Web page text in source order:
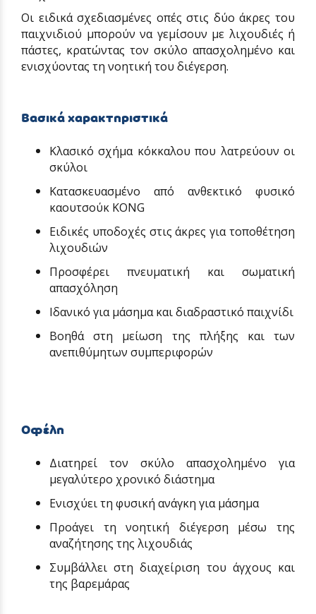
Οι ειδικά σχεδιασμένες οπές στις δύο άκρες του
παιχνιδιού μπορούν να γεμίσουν με λιχουδιές ή
πάστες, κρατώντας τον σκύλο απασχολημένο και
ενισχύοντας τη νοητική του διέγερση.
Βασικά χαρακτηριστικά
Κλασικό σχήμα κόκκαλου που λατρεύουν οι
σκύλοι
Κατασκευασμένο από ανθεκτικό φυσικό
καουτσούκ KONG
Ειδικές υποδοχές στις άκρες για τοποθέτηση
λιχουδιών
Προσφέρει πνευματική και σωματική
απασχόληση
Ιδανικό για μάσημα και διαδραστικό παιχνίδι
Βοηθά στη μείωση της πλήξης και των
ανεπιθύμητων συμπεριφορών
Οφέλη
Διατηρεί τον σκύλο απασχολημένο για
μεγαλύτερο χρονικό διάστημα
Ενισχύει τη φυσική ανάγκη για μάσημα
Προάγει τη νοητική διέγερση μέσω της
αναζήτησης της λιχουδιάς
Συμβάλλει στη διαχείριση του άγχους και
της βαρεμάρας